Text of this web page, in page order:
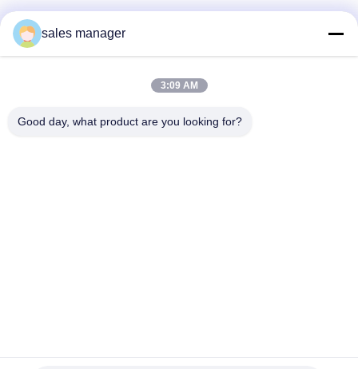
sales manager
3:09 AM
Good day, what product are you looking for?